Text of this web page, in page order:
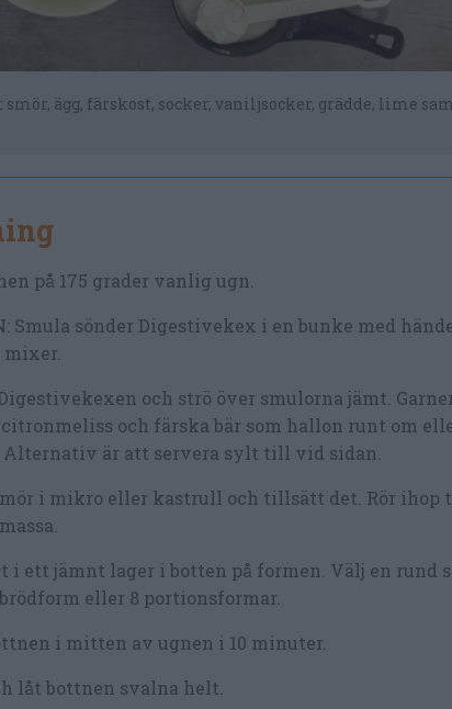
ägg, färskost, socker, vaniljsocker, grädde, lime
på 175 grader vanlig ugn.
Smula sönder Digestivekex i en bunke med
och strö över smulorna jämt.
och färska bär som hallon runt om
Alternativ är att servera sylt till vid sidan.
i mikro eller kastrull och tillsätt det. Rör ihop
i ett jämnt lager i botten på formen. Välj en rund
eller 8 portionsformar.
i mitten av ugnen i 10 minuter.
låt bottnen svalna helt.